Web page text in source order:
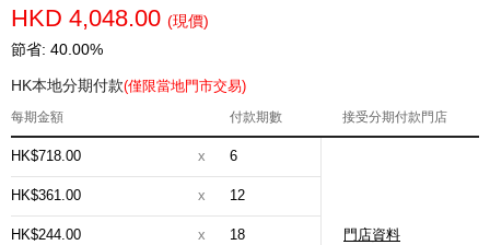
HKD 4,048.00 (現價)
節省: 40.00%
HK本地分期付款(僅限當地門市交易)
每期金額 付款期數 接受分期付款門店
HK$718.00 x 6
門店資料
HK$361.00 x 12
HK$244.00 x 18